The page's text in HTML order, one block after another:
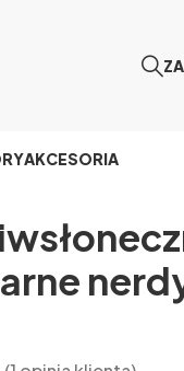
AKCESORIA